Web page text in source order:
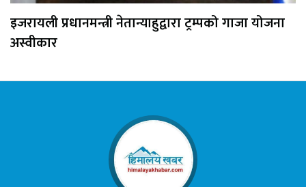
इजरायली प्रधानमन्त्री नेतान्याहुद्वारा ट्रम्पको गाजा योजना
अस्वीकार